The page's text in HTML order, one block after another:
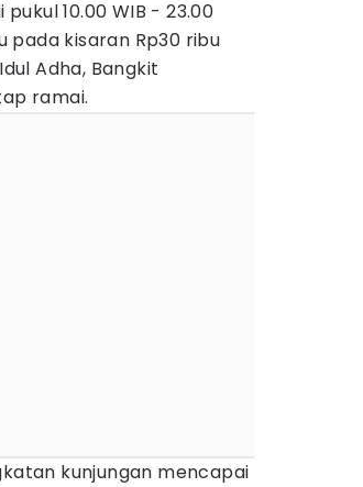
10.00 WIB - 23.00
pada kisaran Rp30 ribu
Adha, Bangkit
ramai.
kunjungan mencapai